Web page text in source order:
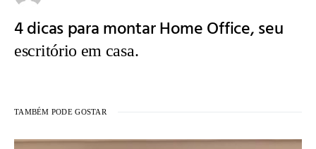
4 dicas para montar Home Office, seu
escritório em casa.
TAMBÉM PODE GOSTAR